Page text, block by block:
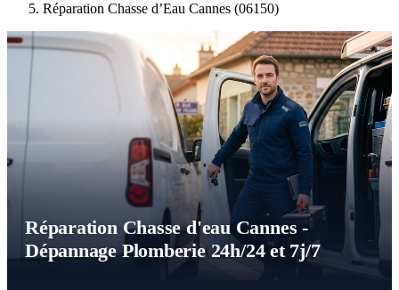
Réparation Chasse d’Eau Cannes (06150)
Réparation Chasse d'eau Cannes -
Dépannage Plomberie 24h/24 et 7j/7